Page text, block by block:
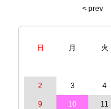
< prev
日
月 火
2 3 4
9 10 11